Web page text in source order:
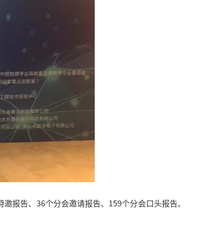
报告、36个分会邀请报告、159个分会口头报告、